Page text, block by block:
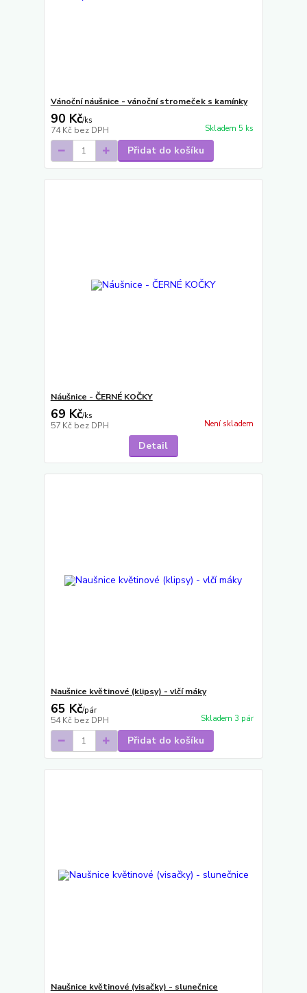
Vánoční náušnice - vánoční stromeček s kamínky
90 Kč/ks
74 Kč bez DPH Skladem 5 ks
Přidat do košíku
Náušnice - ČERNÉ KOČKY
69 Kč/ks
57 Kč bez DPH Není skladem
Detail
Naušnice květinové (klipsy) - vlčí máky
65 Kč/pár
54 Kč bez DPH Skladem 3 pár
Přidat do košíku
Naušnice květinové (visačky) - slunečnice